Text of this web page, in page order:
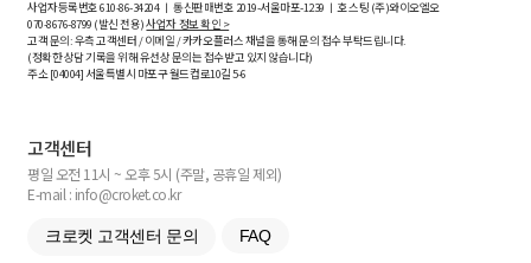
사업자등록번호610-86-34204ㅣ 통신판매번호 2019-서울마포-1239 ㅣ 호스팅 (주)와이오엘오
070-8676-8799 (발신 전용)사업자 정보 확인 >
고객 문의: 우측 고객센터 / 이메일 / 카카오플러스 채널을 통해 문의 접수 부탁드립니다.
(정확한 상담 기록을 위해 유선상 문의는 접수받고 있지 않습니다)
주소 [04004] 서울특별시 마포구 월드컵로10길5-6
고객센터
평일 오전 11시 ~ 오후 5시 (주말, 공휴일 제외)
E-mail : info@croket.co.kr
크로켓 고객센터 문의 FAQ